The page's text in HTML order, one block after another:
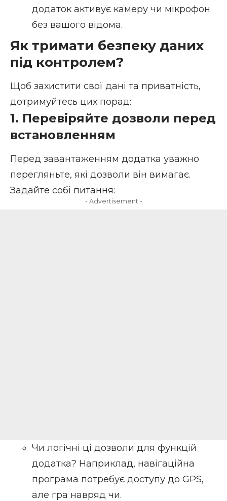
додаток активує камеру чи мікрофон
без вашого відома.
Як тримати безпеку даних
під контролем?
Щоб захистити свої дані та приватність,
дотримуйтесь цих порад:
1. Перевіряйте дозволи перед
встановленням
Перед завантаженням додатка уважно
перегляньте, які дозволи він вимагає.
Задайте собі питання:
- Advertisement -
Чи логічні ці дозволи для функцій
додатка? Наприклад, навігаційна
програма потребує доступу до GPS,
але гра навряд чи.